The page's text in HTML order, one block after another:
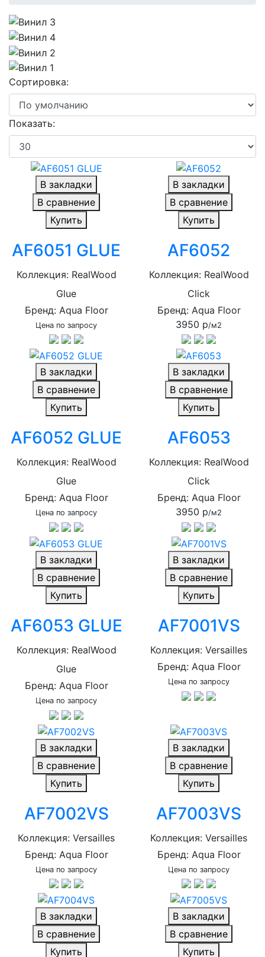
Сортировка:
Показать:
В закладки
В сравнение
Купить
AF6051 GLUE
Коллекция: RealWood
Glue
Бренд: Aqua Floor
Цена по запросу
В закладки
В сравнение
Купить
AF6052
Коллекция: RealWood
Click
Бренд: Aqua Floor
3950 р/м2
В закладки
В сравнение
Купить
AF6052 GLUE
Коллекция: RealWood
Glue
Бренд: Aqua Floor
Цена по запросу
В закладки
В сравнение
Купить
AF6053
Коллекция: RealWood
Click
Бренд: Aqua Floor
3950 р/м2
В закладки
В сравнение
Купить
AF6053 GLUE
Коллекция: RealWood
Glue
Бренд: Aqua Floor
Цена по запросу
В закладки
В сравнение
Купить
AF7001VS
Коллекция: Versailles
Бренд: Aqua Floor
Цена по запросу
В закладки
В сравнение
Купить
AF7002VS
Коллекция: Versailles
Бренд: Aqua Floor
Цена по запросу
В закладки
В сравнение
Купить
AF7003VS
Коллекция: Versailles
Бренд: Aqua Floor
Цена по запросу
В закладки
В сравнение
Купить
В закладки
В сравнение
Купить